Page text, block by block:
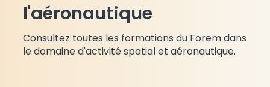
l'aéronautique
Consultez toutes les formations du Forem dans
le domaine d'activité spatial et aéronautique.